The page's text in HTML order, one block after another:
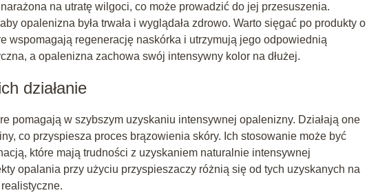
na utratę wilgoci, co może prowadzić do jej przesuszenia.
opalenizna była trwała i wyglądała zdrowo. Warto sięgać po produkty o
wspomagają regenerację naskórka i utrzymują jego odpowiednią
a opalenizna zachowa swój intensywny kolor na dłużej.
działanie
pomagają w szybszym uzyskaniu intensywnej opalenizny. Działają one
co przyspiesza proces brązowienia skóry. Ich stosowanie może być
które mają trudności z uzyskaniem naturalnie intensywnej
opalania przy użyciu przyspieszaczy różnią się od tych uzyskanych na